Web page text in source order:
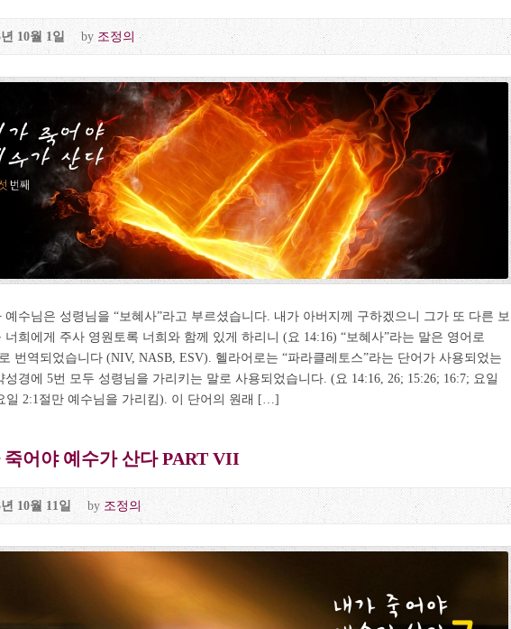
10월 1일 by 조정의
예수님은 성령님을 “보혜사”라고 부르셨습니다. 내가 아버지께 구하겠으니 그가 또 다른 보
너희에게 주사 영원토록 너희와 함께 있게 하리니 (요 14:16) “보혜사”라는 말은 영어로
번역되었습니다 (NIV, NASB, ESV). 헬라어로는 “파라클레토스”라는 단어가 사용되었는
성경에 5번 모두 성령님을 가리키는 말로 사용되었습니다. (요 14:16, 26; 15:26; 16:7; 요일
일 2:1절만 예수님을 가리킴). 이 단어의 원래 […]
죽어야 예수가 산다 PART VII
10월 11일 by 조정의